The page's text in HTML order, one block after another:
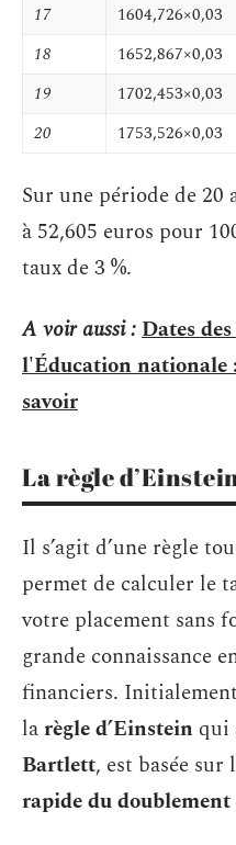
17
1604,726×0,03
18
1652,867×0,03
19
1702,453×0,03
20
1753,526×0,03
Sur une période de 20
à 52,605 euros pour
taux de 3 %.
A voir aussi :Dates
l'Éducation nationale
savoir
La règle
Il s’agit d’une règle
permet de calculer le
votre placement sans
grande connaissance
financiers.
larègle d’Einstein qui
Bartlett, est basée sur
rapide du